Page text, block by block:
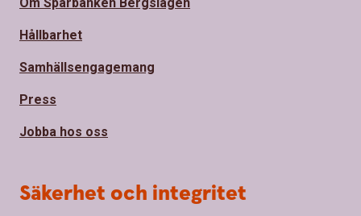
Hållbarhet
Samhällsengagemang
Press
Jobba hos oss
Säkerhet och integritet